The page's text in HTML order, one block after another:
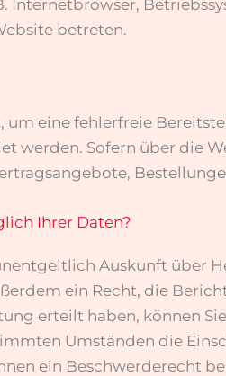
Internetbrowser,
betreten.
um eine fehlerfreie
werden. Sofern über die
Ihrer Daten?
Auskunft über
ein Recht, die
erteilt haben, können
Umständen die
ein Beschwerderecht